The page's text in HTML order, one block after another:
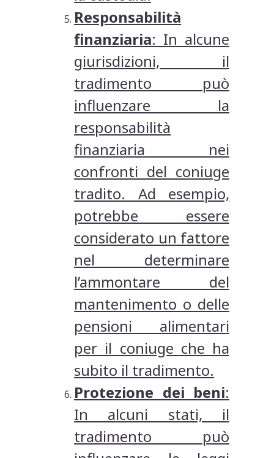
Responsabilità
finanziaria: In alcune
giurisdizioni, il
tradimento può
influenzare la
responsabilità
finanziaria nei
confronti del coniuge
tradito. Ad esempio,
potrebbe essere
considerato un fattore
nel determinare
l’ammontare del
mantenimento o delle
pensioni alimentari
per il coniuge che ha
subito il tradimento.
Protezione dei beni:
In alcuni stati, il
tradimento può